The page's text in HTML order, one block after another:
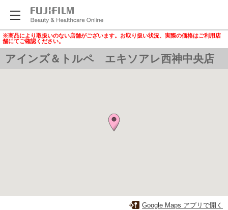
※商品により取扱いのない店舗がございます。お取り扱い状況、実際の価格はご利用店
舗にてご確認ください。
アインズ＆トルペ エキソアレ西神中央店
Google Maps アプリで開く